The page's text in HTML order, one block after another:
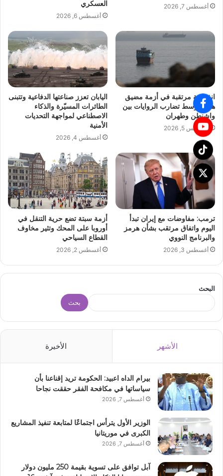
أغسطس 7, 2026 العسكري
أغسطس 6, 2026
انفراجة مرتقبة في أزمة مضيق
هرمز وسط تضارب الروايات بين
واشنطن وطهران
أغسطس 5, 2026
اليابان تعزز صناعتها الدفاعية وتتبنى
الطائرات المسيّرة والذكاء
الاصطناعي لمواجهة التحديات
الأمنية
أغسطس 4, 2026
ترمب: مفاوضات مع إيران تبدأ
اليوم واتفاق مرتقب بشأن هرمز
والبرنامج النووي
أغسطس 3, 2026
أزمة سبتة تضع حرية التنقل في
أوروبا على المحك وتثير مخاوف
القطاع السياحي
أغسطس 2, 2026
البحث
بحث
الأشهر الأخيرة
بيرام الداه اعبيد: الحكومة تريد إقناعنا بأن
سياساتها في مكافحة الفقر حققت نجاحا
أغسطس 7, 2026
الوزير الأول يترأس اجتماعًا لمتابعة تنفيذ المشاريع
الكبرى في موريتانيا
أغسطس 7, 2026
آبل توافق على تسوية بقيمة 250 مليون دولار